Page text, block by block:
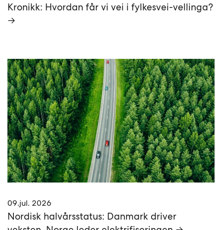
Kronikk: Hvordan får vi vei i fylkesvei-vellinga?
→
09.jul. 2026
Nordisk halvårsstatus: Danmark driver